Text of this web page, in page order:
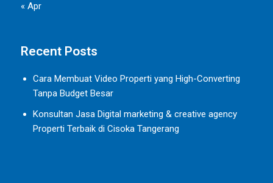
« Apr
Recent Posts
Cara Membuat Video Properti yang High-Converting
Tanpa Budget Besar
Konsultan Jasa Digital marketing & creative agency
Properti Terbaik di Cisoka Tangerang